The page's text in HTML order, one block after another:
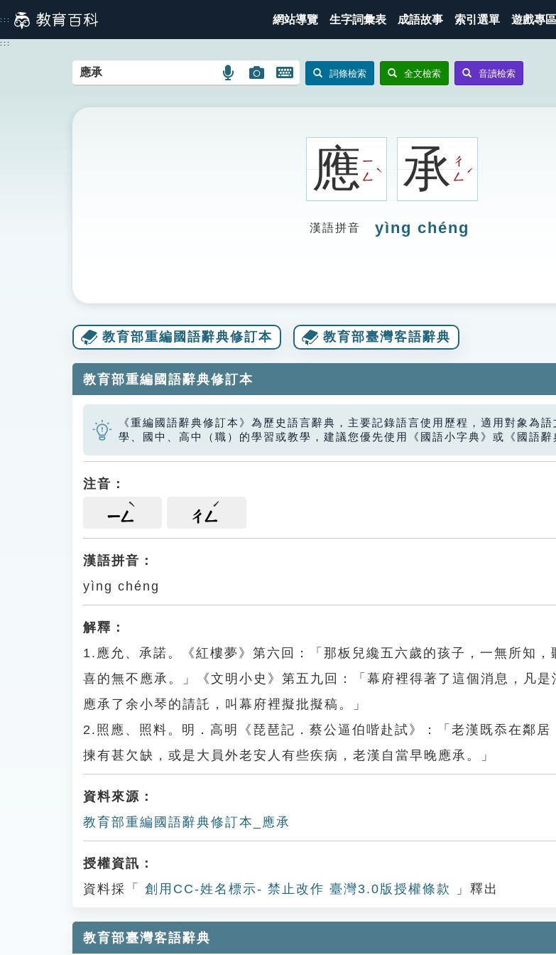
到
主
::: 網站導覽 生字詞彙表 成語故事 索引選單 遊戲專區
:::
語
搜
圖
搜
開
鍵
詞條檢索 全文檢索 音讀檢索
應ㄧ
ㄥ
ˋ 承ㄔ
ㄥ
ˊ
漢語拼音 yìng chéng
教育部重編國語辭典修訂本 教育部臺灣客語辭典
教育部重編國語辭典修訂本
《重編國語辭典修訂本》為歷史語言辭典，主要記錄語言使用歷程，適用對象為
學、國中、高中（職）的學習或教學，建議您優先使用《國語小字典》或《國語辭
注音：
ㄧㄥ ㄔㄥ
漢語拼音：
yìng chéng
解釋：
1.應允、承諾。《紅樓夢》第六回：「那板兒纔五六歲的孩子，一無所知，
喜的無不應承。」《文明小史》第五九回：「幕府裡得著了這個消息，凡是
應承了余小琴的請託，叫幕府裡擬批擬稿。」
2.照應、照料。明．高明《琵琶記．蔡公逼伯喈赴試》：「老漢既忝在鄰居
揀有甚欠缺，或是大員外老安人有些疾病，老漢自當早晚應承。」
資料來源：
教育部重編國語辭典修訂本_應承
授權資訊：
資料採「
創用CC-姓名標示- 禁止改作 臺灣3.0版授權條款 」釋出
教育部臺灣客語辭典